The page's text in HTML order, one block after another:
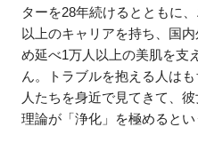
ターを28年続けるとともに
以上のキャリアを持ち、国
め延べ1万人以上の美肌を支
ん。トラブルを抱える人は
人たちを身近で見てきて、
理論が「浄化」を極めるとい